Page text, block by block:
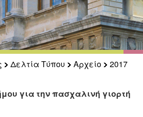
Δελτία Τύπου Αρχείο
2017
για την πασχαλινή γιορτή